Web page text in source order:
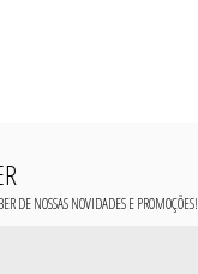
DE NOSSAS NOVIDADES E PROMOÇÕES!